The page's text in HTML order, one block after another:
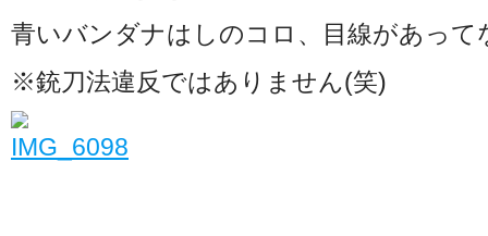
青いバンダナはしのコロ、目線があって
※銃刀法違反ではありません(笑)